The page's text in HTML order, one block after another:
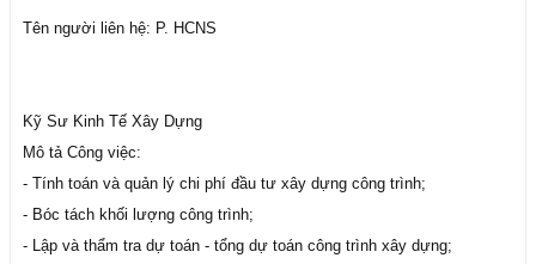
Tên người liên hệ: P. HCNS
Kỹ Sư Kinh Tế Xây Dựng
Mô tả Công việc:
- Tính toán và quản lý chi phí đầu tư xây dựng công trình;
- Bóc tách khối lượng công trình;
- Lập và thẩm tra dự toán - tổng dự toán công trình xây dựng;